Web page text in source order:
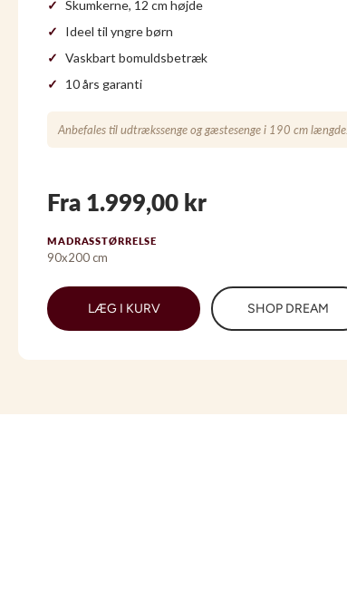
Skumkerne, 12 cm højde
Ideel til yngre børn
Vaskbart bomuldsbetræk
10 års garanti
Anbefales til udtrækssenge og gæstesenge i 190 cm længde.
Fra 1.999,00 kr
MADRASSTØRRELSE
90x200 cm
LÆG I KURV SHOP DREAM